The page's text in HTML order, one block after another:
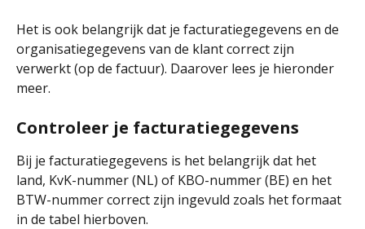
Het is ook belangrijk dat je facturatiegegevens en de
organisatiegegevens van de klant correct zijn
verwerkt (op de factuur). Daarover lees je hieronder
meer.
Controleer je facturatiegegevens
Bij je facturatiegegevens is het belangrijk dat het
land, KvK-nummer (NL) of KBO-nummer (BE) en het
BTW-nummer correct zijn ingevuld zoals het formaat
in de tabel hierboven.